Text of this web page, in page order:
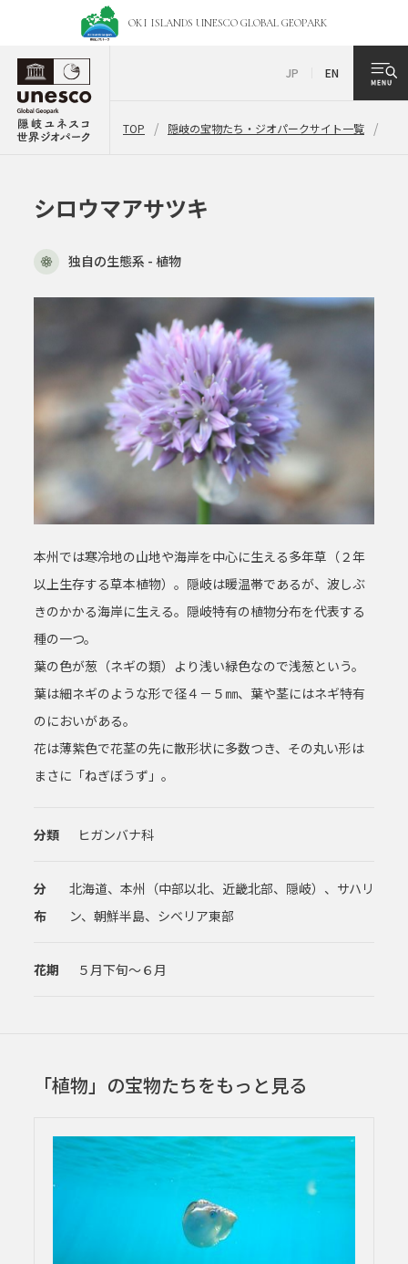
OKI ISLANDS UNESCO GLOBAL GEOPARK
JP EN
TOP 隠岐の宝物たち・ジオパークサイト一覧
シロウマアサツキ
独自の生態系 - 植物
本州では寒冷地の山地や海岸を中心に生える多年草（２年
以上生存する草本植物）。隠岐は暖温帯であるが、波しぶ
きのかかる海岸に生える。隠岐特有の植物分布を代表する
種の一つ。
葉の色が葱（ネギの類）より浅い緑色なので浅葱という。
葉は細ネギのような形で径４－５㎜、葉や茎にはネギ特有
のにおいがある。
花は薄紫色で花茎の先に散形状に多数つき、その丸い形は
まさに「ねぎぼうず」。
分類 ヒガンバナ科
分
布
北海道、本州（中部以北、近畿北部、隠岐）、サハリ
ン、朝鮮半島、シベリア東部
花期 ５月下旬～６月
「植物」の宝物たちをもっと見る